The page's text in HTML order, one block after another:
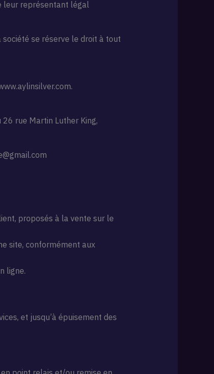
leur représentant légal
se réserve le droit à tout
rue Martin Luther King,
proposés à la vente sur le
site, conformément aux
ligne.
et jusqu’à épuisement des